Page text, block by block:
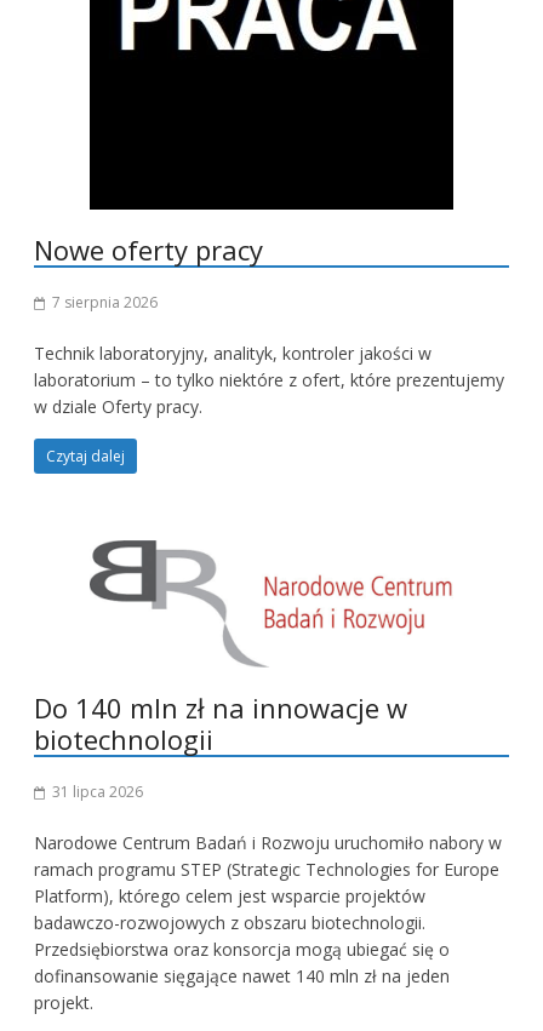
Nowe oferty pracy
7 sierpnia 2026
Technik laboratoryjny, analityk, kontroler jakości w
laboratorium – to tylko niektóre z ofert, które prezentujemy
w dziale Oferty pracy.
Czytaj dalej
Do 140 mln zł na innowacje w
biotechnologii
31 lipca 2026
Narodowe Centrum Badań i Rozwoju uruchomiło nabory w
ramach programu STEP (Strategic Technologies for Europe
Platform), którego celem jest wsparcie projektów
badawczo-rozwojowych z obszaru biotechnologii.
Przedsiębiorstwa oraz konsorcja mogą ubiegać się o
dofinansowanie sięgające nawet 140 mln zł na jeden
projekt.